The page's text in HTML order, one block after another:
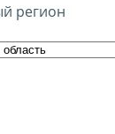
регион